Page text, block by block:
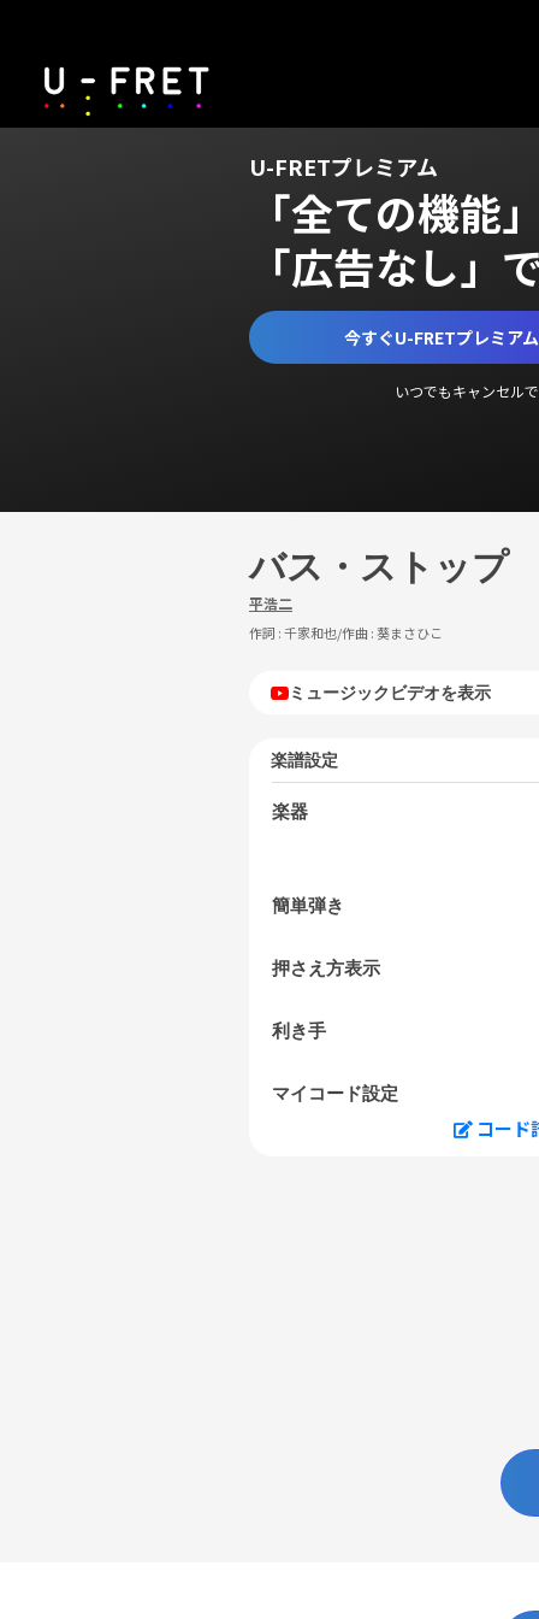
U-FRETプレミアム
「全ての機能
「広告なし」
今すぐU-FRETプレミア
いつでもキャンセル
バス・ストップ
平浩二
作詞 :千家和也/作曲 :葵まさひこ
ミュージックビデオを表示
楽譜設定
楽器
簡単弾き
押さえ方表示
利き手
マイコード設定
コード